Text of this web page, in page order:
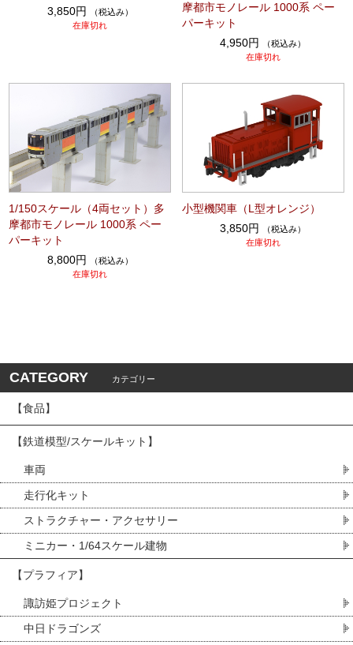
3,850円
（税込み）
在庫切れ
摩都市モノレール 1000系 ペー
パーキット
4,950円
（税込み）
在庫切れ
1/150スケール（4両セット）多
摩都市モノレール 1000系 ペー
パーキット
8,800円
（税込み）
在庫切れ
小型機関車（L型オレンジ）
3,850円
（税込み）
在庫切れ
CATEGORY カテゴリー
【食品】
【鉄道模型/スケールキット】
車両
走行化キット
ストラクチャー・アクセサリー
ミニカー・1/64スケール建物
【プラフィア】
諏訪姫プロジェクト
中日ドラゴンズ